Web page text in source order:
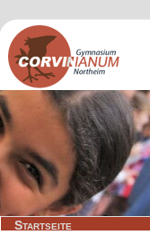
Navigation
überspringen
Startseite